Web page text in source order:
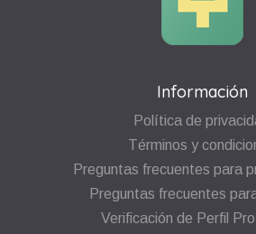
Información
Política de
Términos y
Preguntas frecuentes para
Preguntas frecuentes
Verificación de Perfil